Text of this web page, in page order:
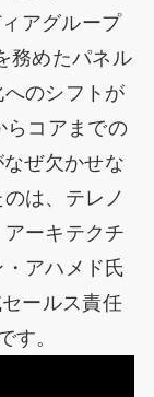
アグループ
務めたパネル
のシフトが
らコアまでの
ぜ欠かせな
は、テレノ
ーキテクチ
アハメド氏
ールス責任
す。